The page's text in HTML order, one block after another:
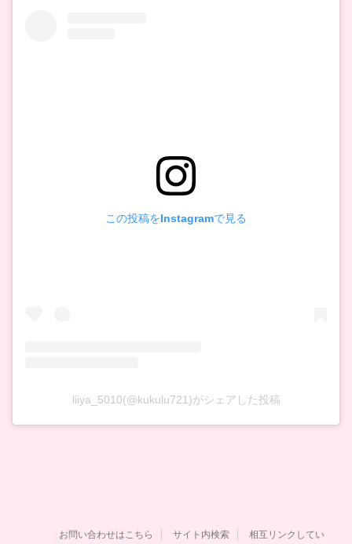
この投稿をInstagramで見る
liiya_5010(@kukulu721)がシェアした投稿
お問い合わせはこちら サイト内検索
相互リンクしてい